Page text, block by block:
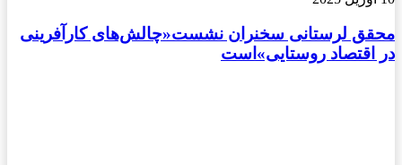
محقق لرستانی سخنران نشست«چالش‌های کارآفرینی
در اقتصاد روستایی»است